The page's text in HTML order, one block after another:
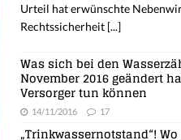
Urteil hat erwünschte
Rechtssicherheit [...]
Was sich bei den
November 2016 geändert
Versorger tun können
14/11/2016 17
„Trinkwassernotstand“!